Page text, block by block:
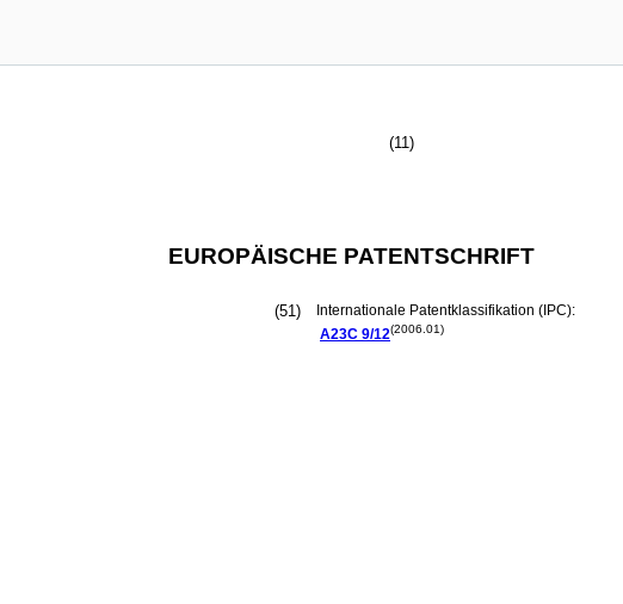
(11)
EUROPÄISCHE PATENTSCHRIFT
(51)
Internationale Patentklassifikation (IPC):
A23C 9/12(2006.01)